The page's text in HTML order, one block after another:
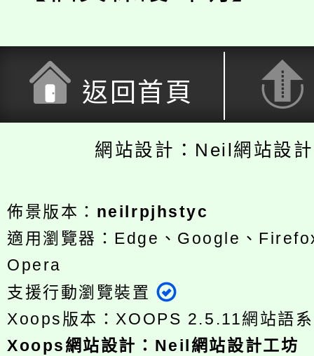
返回首頁
網站設計：Neil網站設
佈景版本： neilrpjhstyc
適用瀏覽器：Edge、Google、
Opera
支援行動瀏覽裝置
Xoops版本：XOOPS 2.5.11網站語
Xoops網站設計 ： Neil網站設計工坊